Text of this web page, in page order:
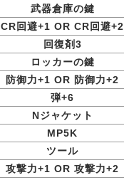
武器倉庫の鍵
CR回避+1 OR CR回避+2
回復剤3
ロッカーの鍵
防御力+1 OR 防御力+2
弾+6
Nジャケット
MP5K
ツール
攻撃力+1 OR 攻撃力+2